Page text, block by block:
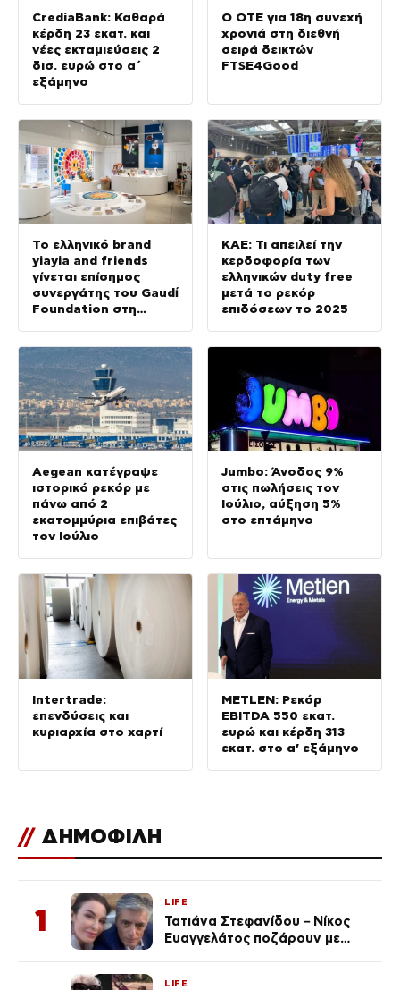
CrediaBank: Καθαρά
κέρδη 23 εκατ. και
νέες εκταμιεύσεις 2
δισ. ευρώ στο α΄
εξάμηνο
Ο ΟΤΕ για 18η συνεχή
χρονιά στη διεθνή
σειρά δεικτών
FTSE4Good
Το ελληνικό brand
yiayia and friends
γίνεται επίσημος
συνεργάτης του Gaudí
Foundation στη
ΚΑΕ: Τι απειλεί την
κερδοφορία των
ελληνικών duty free
μετά το ρεκόρ
επιδόσεων το 2025
Aegean κατέγραψε
ιστορικό ρεκόρ με
πάνω από 2
εκατομμύρια επιβάτες
τον Ιούλιο
Jumbo: Άνοδος 9%
στις πωλήσεις τον
Ιούλιο, αύξηση 5%
στο επτάμηνο
Intertrade:
επενδύσεις και
κυριαρχία στο χαρτί
METLEN: Ρεκόρ
EBITDA 550 εκατ.
ευρώ και κέρδη 313
εκατ. στο α’ εξάμηνο
// ΔΗΜΟΦΙΛΗ
1
LIFE
Τατιάνα Στεφανίδου – Νίκος
Ευαγγελάτος ποζάρουν με
LIFE